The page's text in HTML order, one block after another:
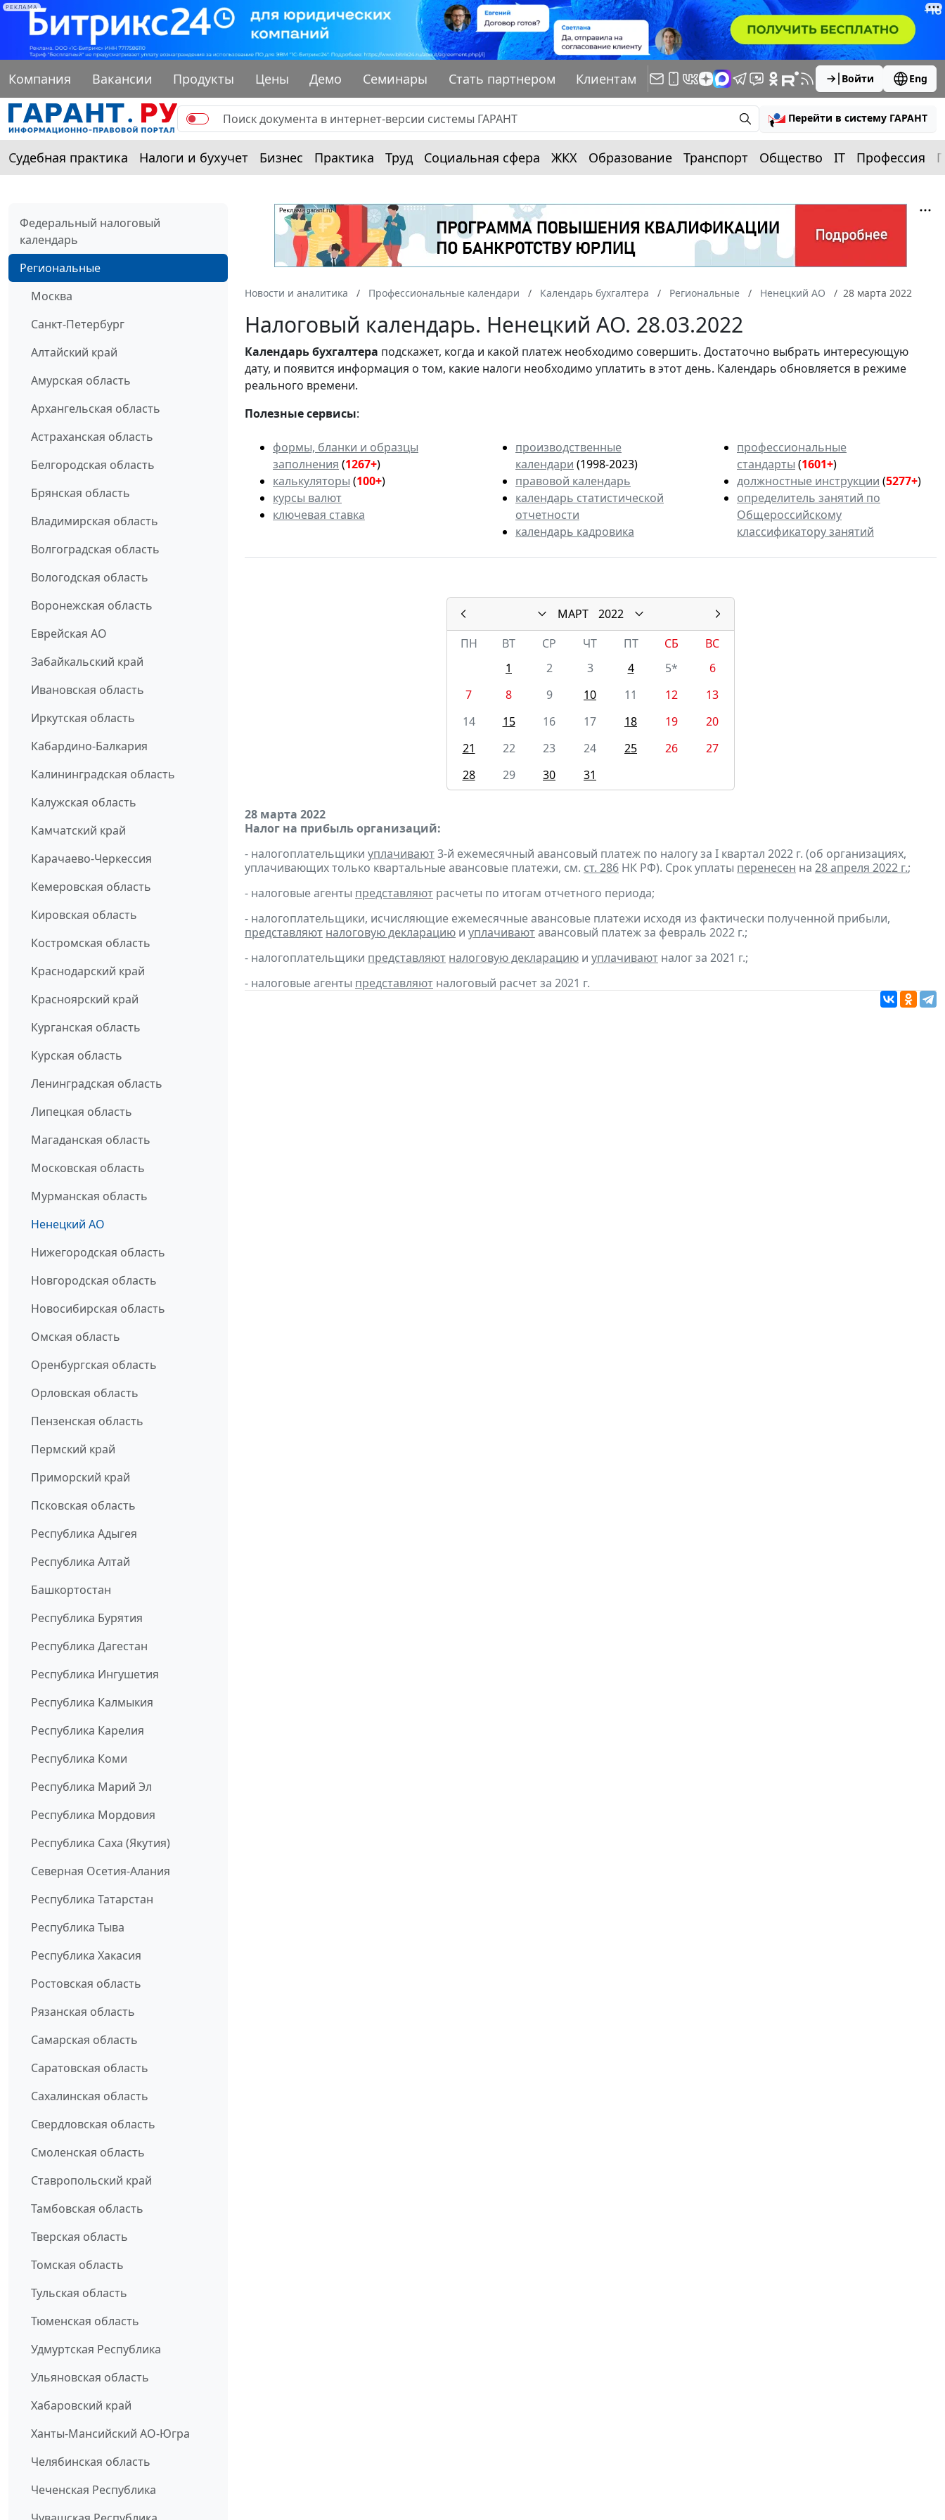
РЕКЛАМА
Компания Вакансии Продукты Цены Демо Семинары Стать партнером Клиентам Войти Eng
Перейти в систему ГАРАНТ
Судебная практика Налоги и бухучет Бизнес Практика Труд Социальная сфера ЖКХ Образование Транспорт Общество IT Профессия
Федеральный налоговый
календарь
Региональные
Москва
Санкт-Петербург
Алтайский край
Амурская область
Архангельская область
Астраханская область
Белгородская область
Брянская область
Владимирская область
Волгоградская область
Вологодская область
Воронежская область
Еврейская АО
Забайкальский край
Ивановская область
Иркутская область
Кабардино-Балкария
Калининградская область
Калужская область
Камчатский край
Карачаево-Черкессия
Кемеровская область
Кировская область
Костромская область
Краснодарский край
Красноярский край
Курганская область
Курская область
Ленинградская область
Липецкая область
Магаданская область
Московская область
Мурманская область
Ненецкий АО
Нижегородская область
Новгородская область
Новосибирская область
Омская область
Оренбургская область
Орловская область
Пензенская область
Пермский край
Приморский край
Псковская область
Республика Адыгея
Республика Алтай
Башкортостан
Республика Бурятия
Республика Дагестан
Республика Ингушетия
Республика Калмыкия
Республика Карелия
Республика Коми
Республика Марий Эл
Республика Мордовия
Республика Саха (Якутия)
Северная Осетия-Алания
Республика Татарстан
Республика Тыва
Республика Хакасия
Ростовская область
Рязанская область
Самарская область
Саратовская область
Сахалинская область
Свердловская область
Смоленская область
Ставропольский край
Тамбовская область
Тверская область
Томская область
Тульская область
Тюменская область
Удмуртская Республика
Ульяновская область
Хабаровский край
Ханты-Мансийский АО-Югра
Челябинская область
Чеченская Республика
Новости и аналитика Профессиональные календари Календарь бухгалтера Региональные Ненецкий АО 28 марта 2022
Налоговый календарь. Ненецкий АО. 28.03.2022
Календарьбухгалтера подскажет, когда и какой платеж необходимо совершить. Достаточно выбрать интересующую
дату, и появится информация о том, какие налоги необходимо уплатить в этот день. Календарь обновляется в режиме
реального времени.
Полезные сервисы:
формы, бланки и образцы
заполнения (1267+)
калькуляторы (100+)
курсы валют
ключевая ставка
производственные
календари (1998-2023)
правовой календарь
календарь статистической
отчетности
календарь кадровика
профессиональные
стандарты (1601+)
должностные инструкции (5277+)
определитель занятий по
Общероссийскому
классификатору занятий
МАРТ
2022
ПН
ВТ СР ЧТ ПТ СБ
ВС
1
2 3 4 5*
6
7
8 9 10 11 12
13
14
15 16 17 18 19
20
21
22 23 24 25 26
27
28
29 30 31
28 марта 2022
Налог на прибыль организаций:
- налогоплательщики уплачивают3-й ежемесячный авансовый платеж по налогу за I квартал 2022 г. (об организациях,
уплачивающих только квартальные авансовые платежи, см. ст. 286 НК РФ). Срок уплаты перенесен на 28 апреля 2022 г.;
- налоговые агенты представляют расчеты по итогам отчетного периода;
- налогоплательщики, исчисляющие ежемесячные авансовые платежи исходя из фактически полученной прибыли,
представляют налоговую декларацию и уплачиваютавансовый платеж за февраль 2022 г.;
- налогоплательщики представляют налоговую декларацию и уплачивают налог за 2021 г.;
- налоговые агенты представляют налоговый расчет за 2021 г.